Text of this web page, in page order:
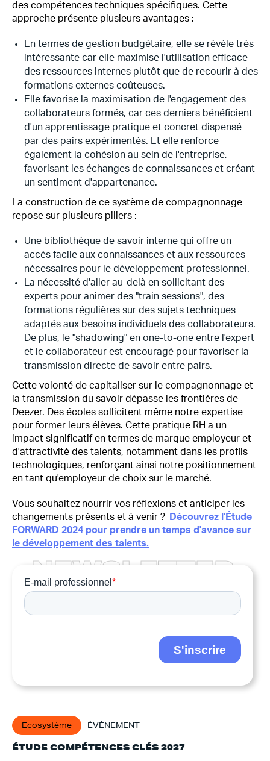
des compétences techniques spécifiques. Cette
approche présente plusieurs avantages :
En termes de gestion budgétaire, elle se révèle très
intéressante car elle maximise l'utilisation efficace
des ressources internes plutôt que de recourir à des
formations externes coûteuses.
Elle favorise la maximisation de l'engagement des
collaborateurs formés, car ces derniers bénéficient
d'un apprentissage pratique et concret dispensé
par des pairs expérimentés. Et elle renforce
également la cohésion au sein de l'entreprise,
favorisant les échanges de connaissances et créant
un sentiment d'appartenance.
La construction de ce système de compagnonnage
repose sur plusieurs piliers :
Une bibliothèque de savoir interne qui offre un
accès facile aux connaissances et aux ressources
nécessaires pour le développement professionnel.
La nécessité d'aller au-delà en sollicitant des
experts pour animer des "train sessions", des
formations régulières sur des sujets techniques
adaptés aux besoins individuels des collaborateurs.
De plus, le "shadowing" en one-to-one entre l'expert
et le collaborateur est encouragé pour favoriser la
transmission directe de savoir entre pairs.
Cette volonté de capitaliser sur le compagnonnage et
la transmission du savoir dépasse les frontières de
Deezer. Des écoles sollicitent même notre expertise
pour former leurs élèves. Cette pratique RH a un
impact significatif en termes de marque employeur et
d'attractivité des talents, notamment dans les profils
technologiques, renforçant ainsi notre positionnement
en tant qu'employeur de choix sur le marché.
Vous souhaitez nourrir vos réflexions et anticiper les
changements présents et à venir ?
Découvrez l'Étude
FORWARD 2024 pour prendre un temps d'avance sur
le développement des talents.
NEWSL ETTER
Ecosystème ÉVÉNEMENT
ÉTUDE COMPÉTENCES CLÉS 2027